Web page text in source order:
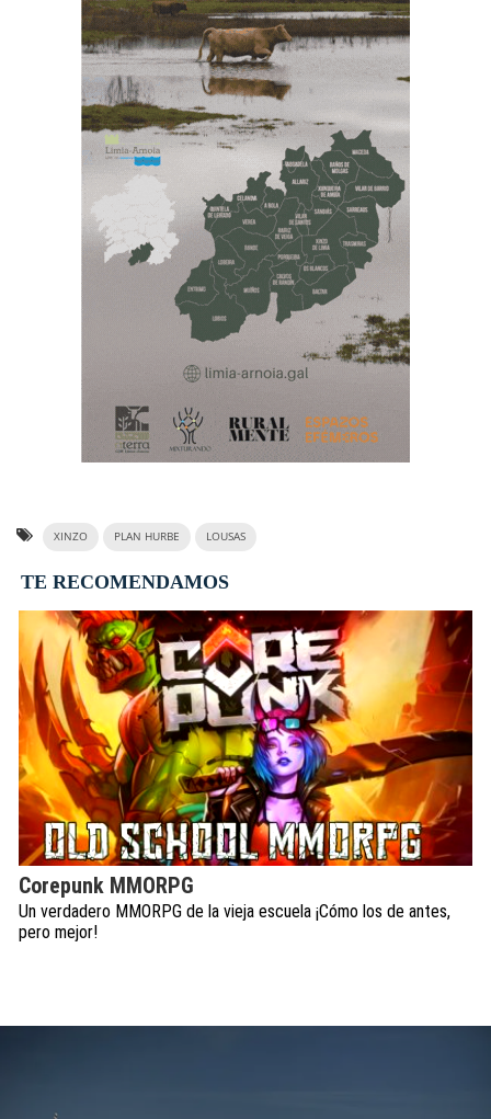
XINZO PLAN HURBE LOUSAS
TE RECOMENDAMOS
Corepunk MMORPG
Un verdadero MMORPG de la vieja escuela ¡Cómo los de antes,
pero mejor!